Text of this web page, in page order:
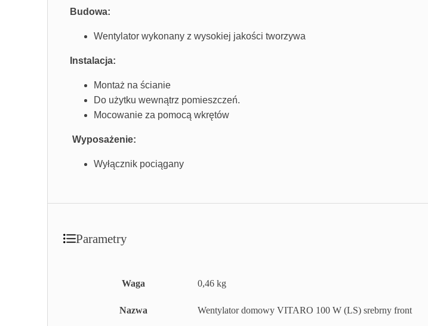
Budowa:
Wentylator wykonany z wysokiej jakości tworzywa
Instalacja:
Montaż na ścianie
Do użytku wewnątrz pomieszczeń.
Mocowanie za pomocą wkrętów
Wyposażenie:
Wyłącznik pociągany
Parametry
Waga 0,46 kg
Nazwa Wentylator domowy VITARO 100 W (LS) srebrny front